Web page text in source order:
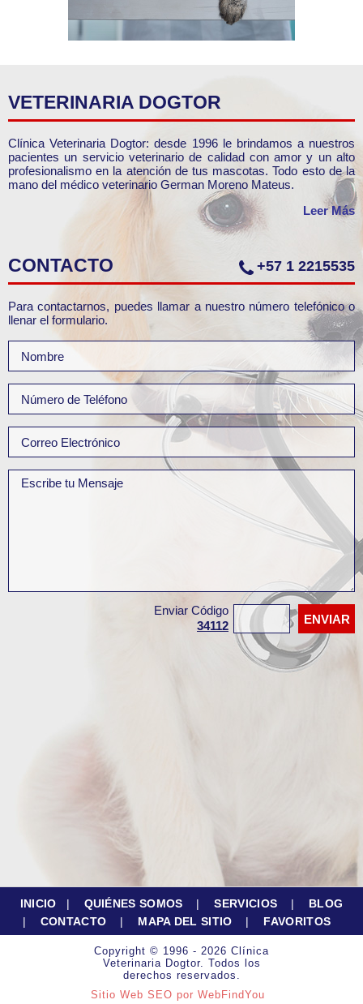
VETERINARIA DOGTOR
Clínica Veterinaria Dogtor: desde 1996 le brindamos a nuestros
pacientes un servicio veterinario de calidad con amor y un alto
profesionalismo en la atención de tus mascotas. Todo esto de la
mano del médico veterinario German Moreno Mateus.
Leer Más
CONTACTO +57 1 2215535
Para contactarnos, puedes llamar a nuestro número telefónico o
llenar el formulario.
Enviar Código
34112
INICIO | QUIÉNES SOMOS | SERVICIOS |
BLOG
|
CONTACTO | MAPA DEL SITIO | FAVORITOS
Copyright © 1996 - 2026 Clínica
Veterinaria Dogtor. Todos los
derechos reservados.
Sitio Web SEO por WebFindYou